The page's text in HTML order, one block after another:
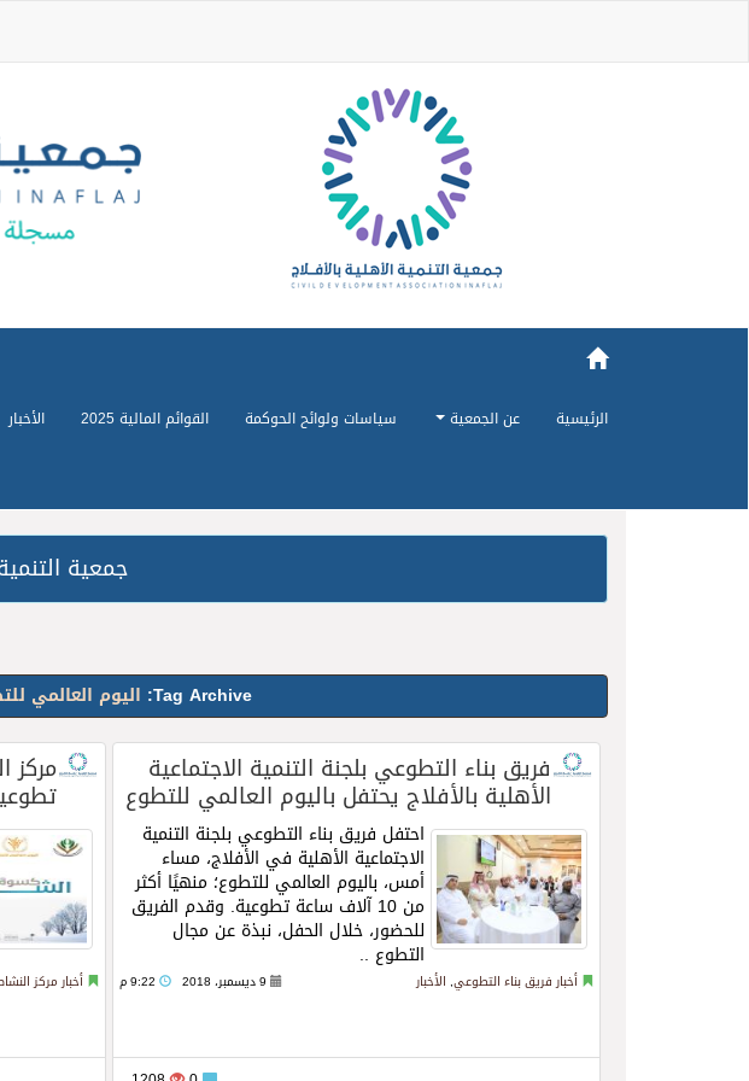
الرئيسية عن الجمعية سياسات ولوائح الحوكمة القوائم المالية 2025 الأخبار
جمعية
Tag Archive: اليوم العالمي
مركز
أخبار مركز
فريق بناء التطوعي بلجنة التنمية الاجتماعية
الأهلية بالأفلاج يحتفل باليوم العالمي للتطوع
احتفل فريق بناء التطوعي بلجنة التنمية
الاجتماعية الأهلية في الأفلاج، مساء
أمس، باليوم العالمي للتطوع؛ منهيًا أكثر
من 10 آلاف ساعة تطوعية. وقدم الفريق
للحضور، خلال الحفل، نبذة عن مجال
التطوع ..
أخبار فريق بناء التطوعي, الأخبار 9 ديسمبر، 2018 9:22 م